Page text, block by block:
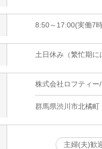
8:50～17:00(実働7
土日休み（繁忙期に
株式会社ロフティ
群馬県渋川市北橘町
主婦(夫)歓